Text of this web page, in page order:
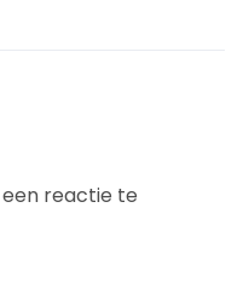
reactie te